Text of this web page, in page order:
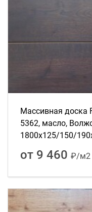
Массивная доска
5362, масло,
1800х125/150/
от 9 460 ₽/м2